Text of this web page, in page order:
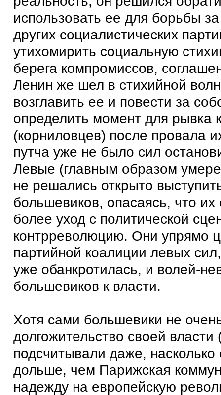
использовать ее для борьбы
других социалистических
утихомирить социальную
берега компромиссов,
Ленин же шел в стихийной
возглавить ее и повести за
определить момент для рывка
(корниловцев) после провала
путча уже не было сил
Левые (главным образом
не решались открыто
большевиков, опасаясь, что
более уход с политической
контрреволюцию. Они упрямо
партийной коалиции левых
уже обанкротилась, и волей-
большевиков к власти.
Хотя сами большевики не
долгожительство своей
подсчитывали даже, насколько
дольше, чем Парижская
надежду на европейскую